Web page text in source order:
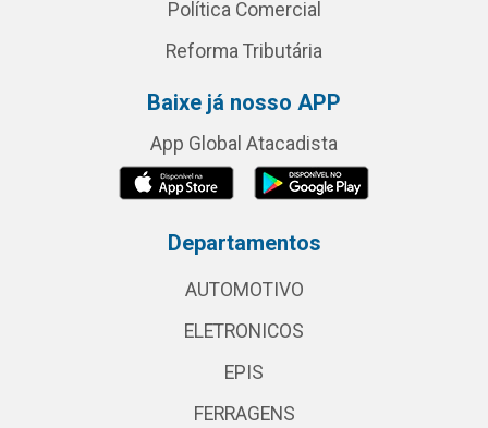
Política Comercial
Reforma Tributária
Baixe já nosso APP
App Global Atacadista
Departamentos
AUTOMOTIVO
ELETRONICOS
EPIS
FERRAGENS